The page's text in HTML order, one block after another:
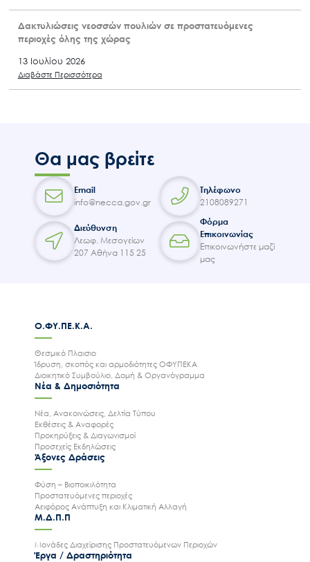
Δακτυλιώσεις νεοσσών πουλιών σε προστατευόμενες
περιοχές όλης της χώρας
13 Ιουλίου 2026
Διαβάστε Περισσότερα
Θα μας βρείτε
Email
info@necca.gov.gr
Τηλέφωνο
2108089271
Διεύθυνση
Λεωφ. Μεσογείων
207 Αθήνα 115 25
Φόρμα
Επικοινωνίας
Επικοινωνήστε μαζί
μας
Ο.ΦΥ.ΠΕ.Κ.Α.
Θεσμικό Πλαισιο
Ίδρυση, σκοπός και αρμοδιότητες ΟΦΥΠΕΚΑ
Διοικητικό Συμβούλιο, Δομή & Οργανόγραμμα
Νέα & Δημοσιότητα
Νέα, Ανακοινώσεις, Δελτία Τύπου
Εκθέσεις & Αναφορές
Προκηρύξεις & Διαγωνισμοί
Προσεχείς Εκδηλώσεις
Άξονες Δράσεις
Φύση – Βιοποικιλότητα
Προστατευόμενες περιοχές
Αειφόρος Ανάπτυξη και Κλιματική Αλλαγή
Μ.Δ.Π.Π
Μονάδες Διαχείρισης Προστατευόμενων Περιοχών
Έργα / Δραστηριότητα